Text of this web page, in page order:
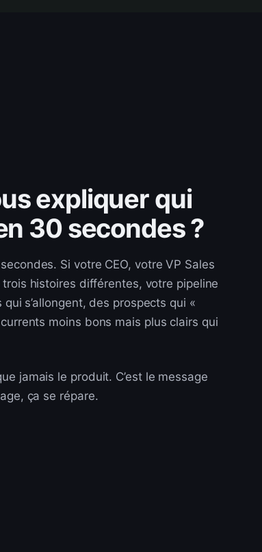
expliquer qui
30 secondes ?
Si votre CEO, votre VP Sales
histoires différentes, votre pipeline
s’allongent, des prospects qui «
moins bons mais plus clairs qui
jamais le produit. C’est le message
ça se répare.